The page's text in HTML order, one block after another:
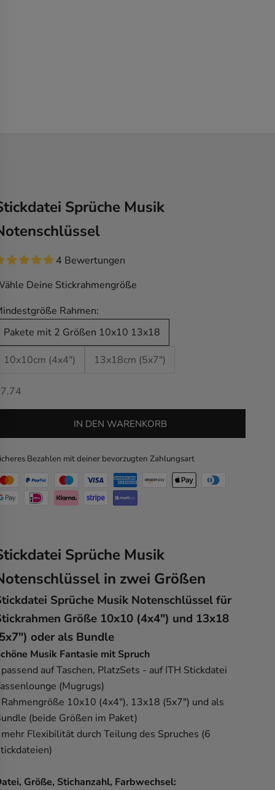
Sprüche Musik
4 Bewertungen
Deine Stickrahmengröße
Rahmen:
Pakete mit 2 Größen 10x10 13x18
10x10cm (4x4") 13x18cm (5x7")
IN DEN WARENKORB
Bezahlen mit deiner bevorzugten Zahlungsart
Sprüche Musik
in zwei Größen
Sprüche Musik Notenschlüssel für
Größe 10x10 (4x4") und 13x18
oder als Bundle
Musik Fantasie mit Spruch
auf Taschen, PlatzSets - auf ITH Stickdatei
(Mugrugs)
10x10 (4x4"), 13x18 (5x7") und als
(beide Größen im Paket)
Flexibilität durch Teilung des Spruches (6
Größe, Stichanzahl, Farbwechsel: